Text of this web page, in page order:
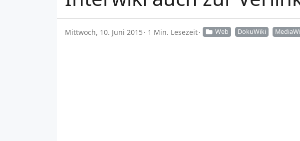
Mittwoch, 10. Juni 2015 1 Min. Lesezeit Web DokuWiki